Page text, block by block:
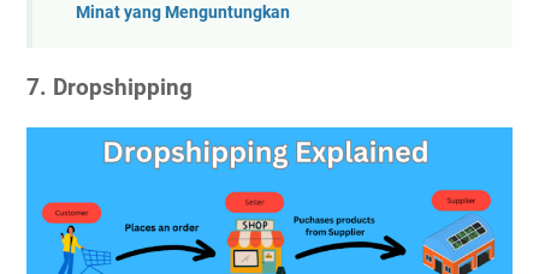
Minat yang Menguntungkan
7. Dropshipping